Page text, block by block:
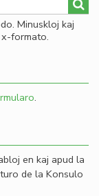
Minuskloj kaj
formato.
.
en kaj apud la
de la Konsulo